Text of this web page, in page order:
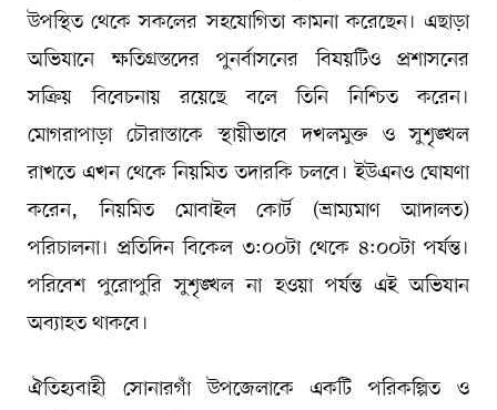
উপস্থিত থেকে সকলের সহযোগিতা কামনা করেছেন। এছাড়া
অভিযানে ক্ষতিগ্রস্তদের পুনর্বাসনের বিষয়টিও প্রশাসনের
সক্রিয় বিবেচনায় রয়েছে বলে তিনি নিশ্চিত করেন।
মোগরাপাড়া চৌরাস্তাকে স্থায়ীভাবে দখলমুক্ত ও সুশৃঙ্খল
রাখতে এখন থেকে নিয়মিত তদারকি চলবে। ইউএনও ঘোষণা
করেন, নিয়মিত মোবাইল কোর্ট (ভ্রাম্যমাণ আদালত)
পরিচালনা। প্রতিদিন বিকেল ৩:০০টা থেকে ৪:০০টা পর্যন্ত।
পরিবেশ পুরোপুরি সুশৃঙ্খল না হওয়া পর্যন্ত এই অভিযান
অব্যাহত থাকবে।
ঐতিহ্যবাহী সোনারগাঁ উপজেলাকে একটি পরিকল্পিত ও